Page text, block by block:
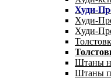
Худи-
Худи-
Худи-
Штаны
Штаны